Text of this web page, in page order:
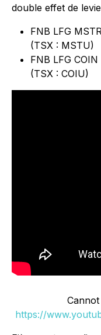
double effet de
FNB LFG
(TSX : MSTU)
FNB LFG
(TSX : COIU)
https://